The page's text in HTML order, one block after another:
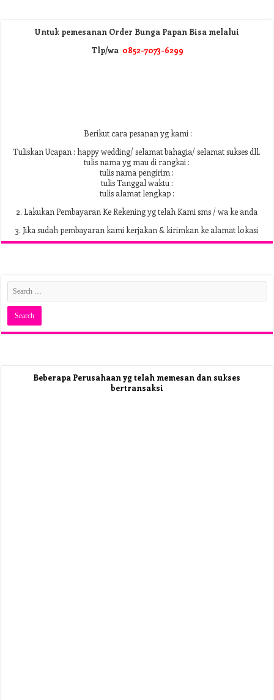
Untuk pemesanan Order Bunga Papan Bisa melalui
Tlp/wa 0852-7073-6299
Berikut cara pesanan yg kami :
Tuliskan Ucapan : happy wedding/ selamat bahagia/ selamat sukses dll.
tulis nama yg mau di rangkai :
tulis nama pengirim :
tulis Tanggal waktu :
tulis alamat lengkap :
2. Lakukan Pembayaran Ke Rekening yg telah Kami sms / wa ke anda
3. Jika sudah pembayaran kami kerjakan & kirimkan ke alamat lokasi
Beberapa Perusahaan yg telah memesan dan sukses
bertransaksi